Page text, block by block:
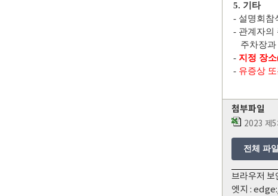
5. 기타
- 설명회참
- 관계자의
주차장과
- 지정 장소
- 유증상
첨부파일
2023 제5
전체 파
브라우저 보
엣지 :